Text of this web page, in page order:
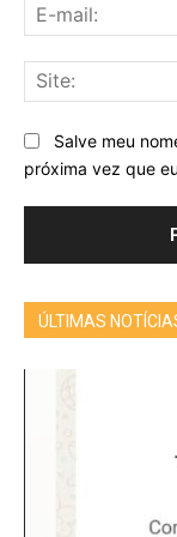
Salve meu
próxima vez que
ÚLTIMAS